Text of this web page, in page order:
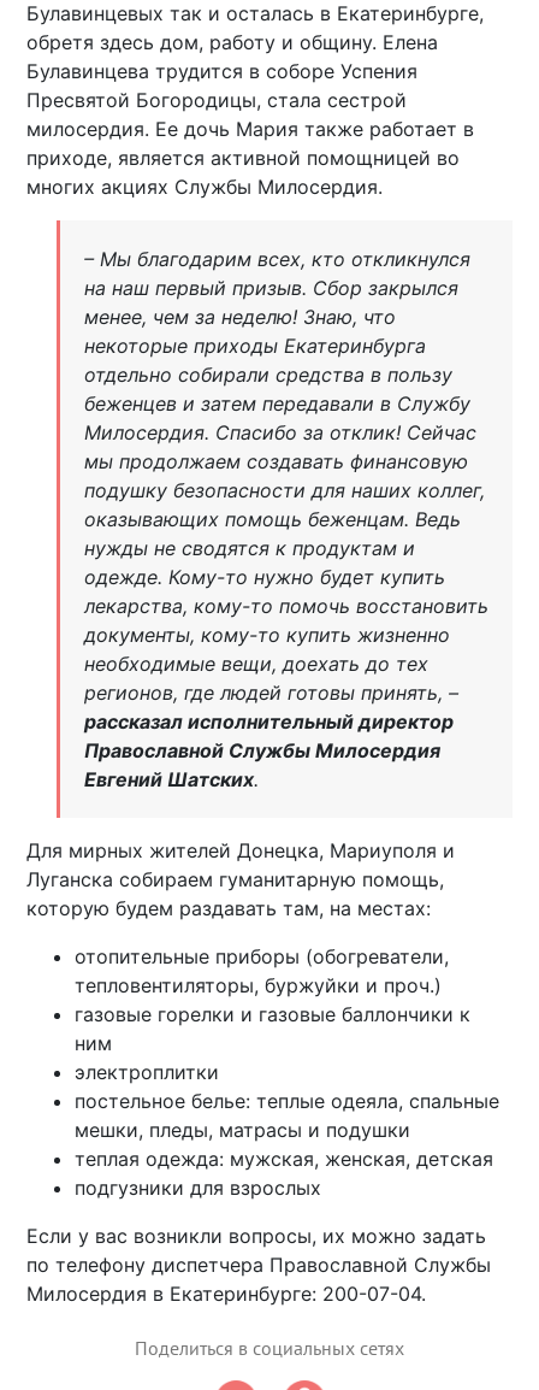
Булавинцевых так и осталась в Екатеринбурге,
обретя здесь дом, работу и общину. Елена
Булавинцева трудится в соборе Успения
Пресвятой Богородицы, стала сестрой
милосердия. Ее дочь Мария также работает в
приходе, является активной помощницей во
многих акциях Службы Милосердия.
– Мы благодарим всех, кто откликнулся
на наш первый призыв. Сбор закрылся
менее, чем за неделю! Знаю, что
некоторые приходы Екатеринбурга
отдельно собирали средства в пользу
беженцев и затем передавали в Службу
Милосердия. Спасибо за отклик! Сейчас
мы продолжаем создавать финансовую
подушку безопасности для наших коллег,
оказывающих помощь беженцам. Ведь
нужды не сводятся к продуктам и
одежде. Кому-то нужно будет купить
лекарства, кому-то помочь восстановить
документы, кому-то купить жизненно
необходимые вещи, доехать до тех
регионов, где людей готовы принять, –
рассказал исполнительный директор
Православной Службы Милосердия
Евгений Шатских.
Для мирных жителей Донецка, Мариуполя и
Луганска собираем гуманитарную помощь,
которую будем раздавать там, на местах:
отопительные приборы (обогреватели,
тепловентиляторы, буржуйки и проч.)
газовые горелки и газовые баллончики к
ним
электроплитки
постельное белье: теплые одеяла, спальные
мешки, пледы, матрасы и подушки
теплая одежда: мужская, женская, детская
подгузники для взрослых
Если у вас возникли вопросы, их можно задать
по телефону диспетчера Православной Службы
Милосердия в Екатеринбурге: 200-07-04.
Поделиться в социальных сетях